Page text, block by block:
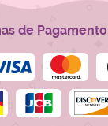
de Pagamento